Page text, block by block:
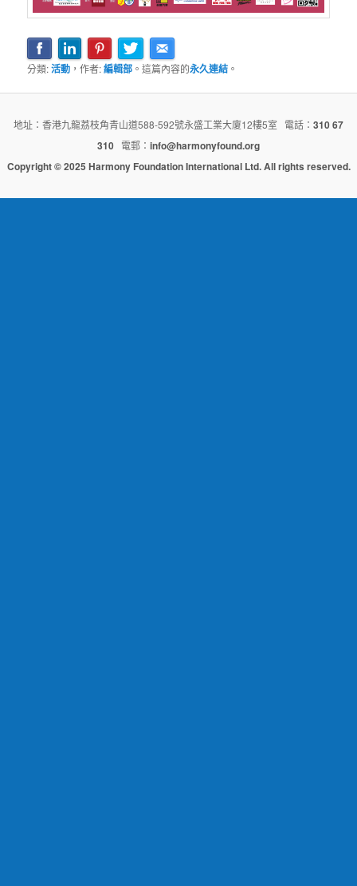
分類:活動 ，作者:編輯部 。這篇內容的永久連結 。
地址：香港九龍荔枝角青山道588-592號永盛工業大廈12樓5室 電話： 310 67
310 電郵： info@harmonyfound.org
Copyright © 2025 Harmony Foundation International Ltd. All rights reserved.